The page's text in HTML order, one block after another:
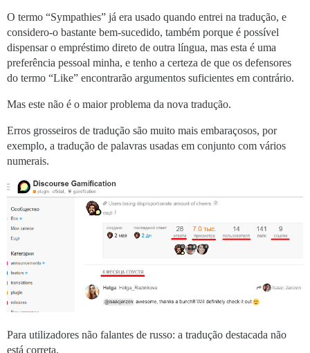
O termo “Sympathies” já era usado quando entrei na tradução, e
considero-o bastante bem-sucedido, também porque é possível
dispensar o empréstimo direto de outra língua, mas esta é uma
preferência pessoal minha, e tenho a certeza de que os defensores
do termo “Like” encontrarão argumentos suficientes em contrário.
Mas este não é o maior problema da nova tradução.
Erros grosseiros de tradução são muito mais embaraçosos, por
exemplo, a tradução de palavras usadas em conjunto com vários
numerais.
Para utilizadores não falantes de russo: a tradução destacada não
está correta.